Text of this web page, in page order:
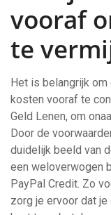
vooraf
te
Het is belangrijk
kosten vooraf te
Geld Lenen, om
Door de
duidelijk beeld van
een weloverwogen
PayPal Credit. Zo
zorg je ervoor dat